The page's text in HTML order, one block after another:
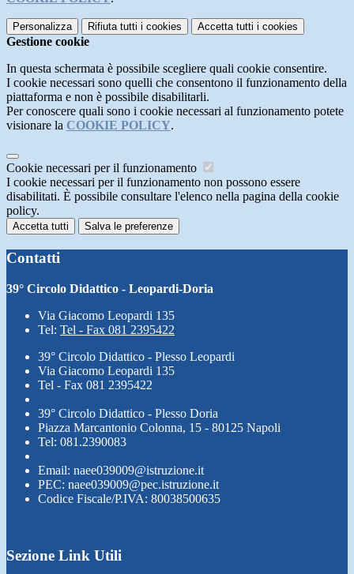
Personalizza Rifiuta tutti i cookies Accetta tutti i cookies
Gestione cookie
In questa schermata è possibile scegliere quali cookie consentire.
I cookie necessari sono quelli che consentono il funzionamento della
piattaforma e non è possibile disabilitarli.
Per conoscere quali sono i cookie necessari al funzionamento potete
visionare la COOKIE POLICY.
Cookie necessari per il funzionamento
I cookie necessari per il funzionamento non possono essere
disabilitati. È possibile consultare l'elenco nella pagina della cookie
policy.
Accetta tutti Salva le preferenze
Contatti
39° Circolo Didattico - Leopardi-Doria
Via Giacomo Leopardi 135
Tel: Tel - Fax 081 2395422
39° Circolo Didattico - Plesso Leopardi
Via Giacomo Leopardi 135
Tel - Fax 081 2395422
39° Circolo Didattico - Plesso Doria
Piazza Marcantonio Colonna, 15 - 80125 Napoli
Tel: 081.2390083
Email: naee039009@istruzione.it
PEC: naee039009@pec.istruzione.it
Codice Fiscale/P.IVA: 80038500635
Sezione Link Utili